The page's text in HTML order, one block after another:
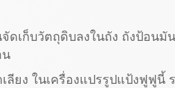
เก็บวัตถุดิบลงในถัง ถังป้อนมั
น
ยง ในเครื่องแปรรูปแป้งฟูฟูนี้